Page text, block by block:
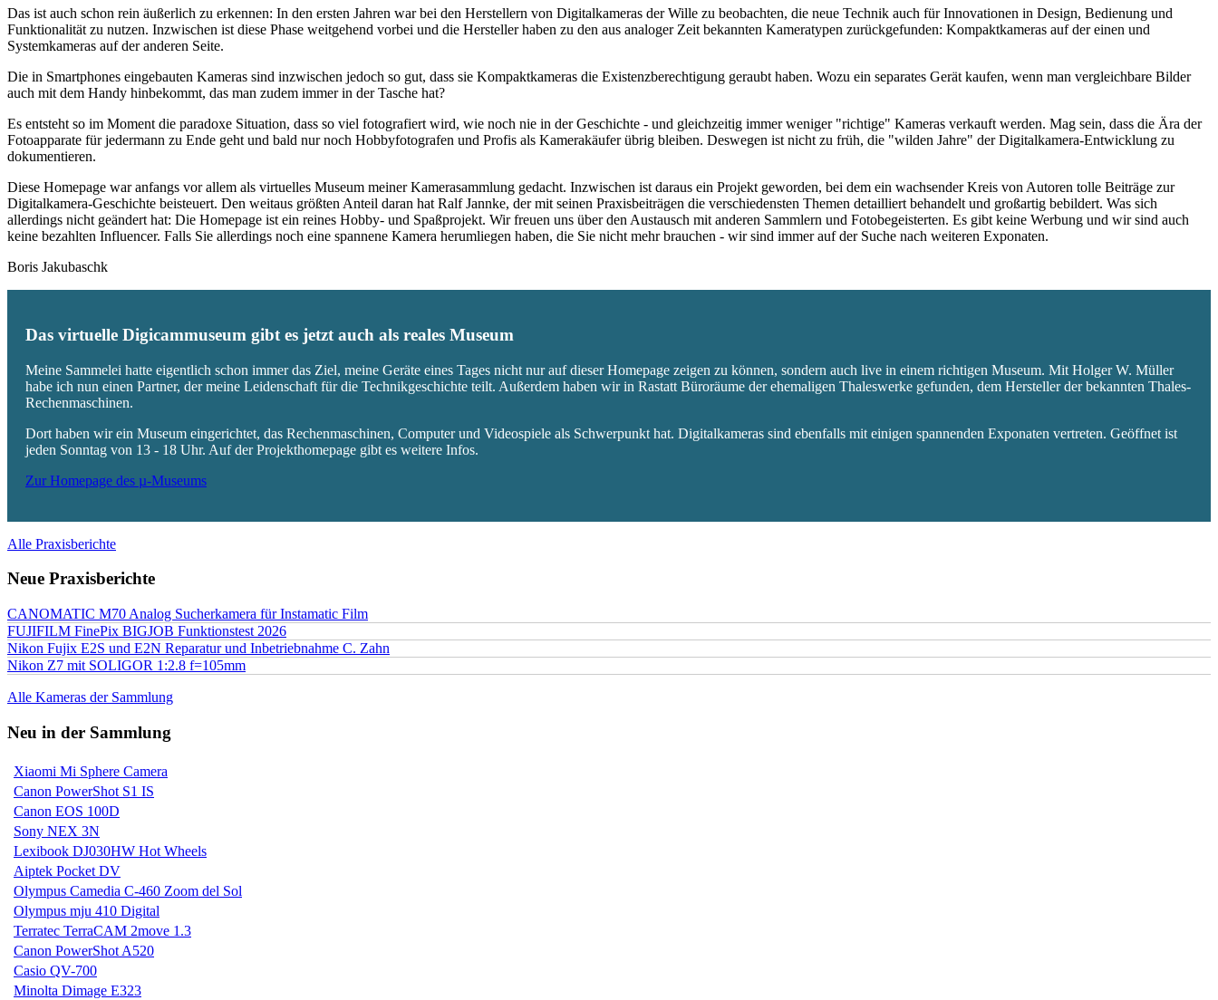
Das ist auch schon rein äußerlich zu erkennen: In den ersten Jahren war bei den Herstellern von Digitalkameras der Wille zu beobachten, die neue Technik auch für Innovationen in Design, Bedienung und
Funktionalität zu nutzen. Inzwischen ist diese Phase weitgehend vorbei und die Hersteller haben zu den aus analoger Zeit bekannten Kameratypen zurückgefunden: Kompaktkameras auf der einen und
Systemkameras auf der anderen Seite.
Die in Smartphones eingebauten Kameras sind inzwischen jedoch so gut, dass sie Kompaktkameras die Existenzberechtigung geraubt haben. Wozu ein separates Gerät kaufen, wenn man vergleichbare Bilder
auch mit dem Handy hinbekommt, das man zudem immer in der Tasche hat?
Es entsteht so im Moment die paradoxe Situation, dass so viel fotografiert wird, wie noch nie in der Geschichte - und gleichzeitig immer weniger "richtige" Kameras verkauft werden. Mag sein, dass die Ära der
Fotoapparate für jedermann zu Ende geht und bald nur noch Hobbyfotografen und Profis als Kamerakäufer übrig bleiben. Deswegen ist nicht zu früh, die "wilden Jahre" der Digitalkamera-Entwicklung zu
dokumentieren.
Diese Homepage war anfangs vor allem als virtuelles Museum meiner Kamerasammlung gedacht. Inzwischen ist daraus ein Projekt geworden, bei dem ein wachsender Kreis von Autoren tolle Beiträge zur
Digitalkamera-Geschichte beisteuert. Den weitaus größten Anteil daran hat Ralf Jannke, der mit seinen Praxisbeiträgen die verschiedensten Themen detailliert behandelt und großartig bebildert. Was sich
allerdings nicht geändert hat: Die Homepage ist ein reines Hobby- und Spaßprojekt. Wir freuen uns über den Austausch mit anderen Sammlern und Fotobegeisterten. Es gibt keine Werbung und wir sind auch
keine bezahlten Influencer. Falls Sie allerdings noch eine spannene Kamera herumliegen haben, die Sie nicht mehr brauchen - wir sind immer auf der Suche nach weiteren Exponaten.
Boris Jakubaschk
Das virtuelle Digicammuseum gibt es jetzt auch als reales Museum
Meine Sammelei hatte eigentlich schon immer das Ziel, meine Geräte eines Tages nicht nur auf dieser Homepage zeigen zu können, sondern auch live in einem richtigen Museum. Mit Holger W. Müller
habe ich nun einen Partner, der meine Leidenschaft für die Technikgeschichte teilt. Außerdem haben wir in Rastatt Büroräume der ehemaligen Thaleswerke gefunden, dem Hersteller der bekannten Thales-
Rechenmaschinen.
Dort haben wir ein Museum eingerichtet, das Rechenmaschinen, Computer und Videospiele als Schwerpunkt hat. Digitalkameras sind ebenfalls mit einigen spannenden Exponaten vertreten. Geöffnet ist
jeden Sonntag von 13 - 18 Uhr. Auf der Projekthomepage gibt es weitere Infos.
Zur Homepage des µ-Museums
Alle Praxisberichte
Neue Praxisberichte
CANOMATIC M70 Analog Sucherkamera für Instamatic Film
FUJIFILM FinePix BIGJOB Funktionstest 2026
Nikon Fujix E2S und E2N Reparatur und Inbetriebnahme C. Zahn
Nikon Z7 mit SOLIGOR 1:2.8 f=105mm
Alle Kameras der Sammlung
Neu in der Sammlung
Xiaomi Mi Sphere Camera
Canon PowerShot S1 IS
Canon EOS 100D
Sony NEX 3N
Lexibook DJ030HW Hot Wheels
Aiptek Pocket DV
Olympus Camedia C-460 Zoom del Sol
Olympus mju 410 Digital
Terratec TerraCAM 2move 1.3
Canon PowerShot A520
Casio QV-700
Minolta Dimage E323